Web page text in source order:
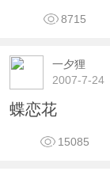
8715
一夕狸
2007-7-24
蝶恋花
15085